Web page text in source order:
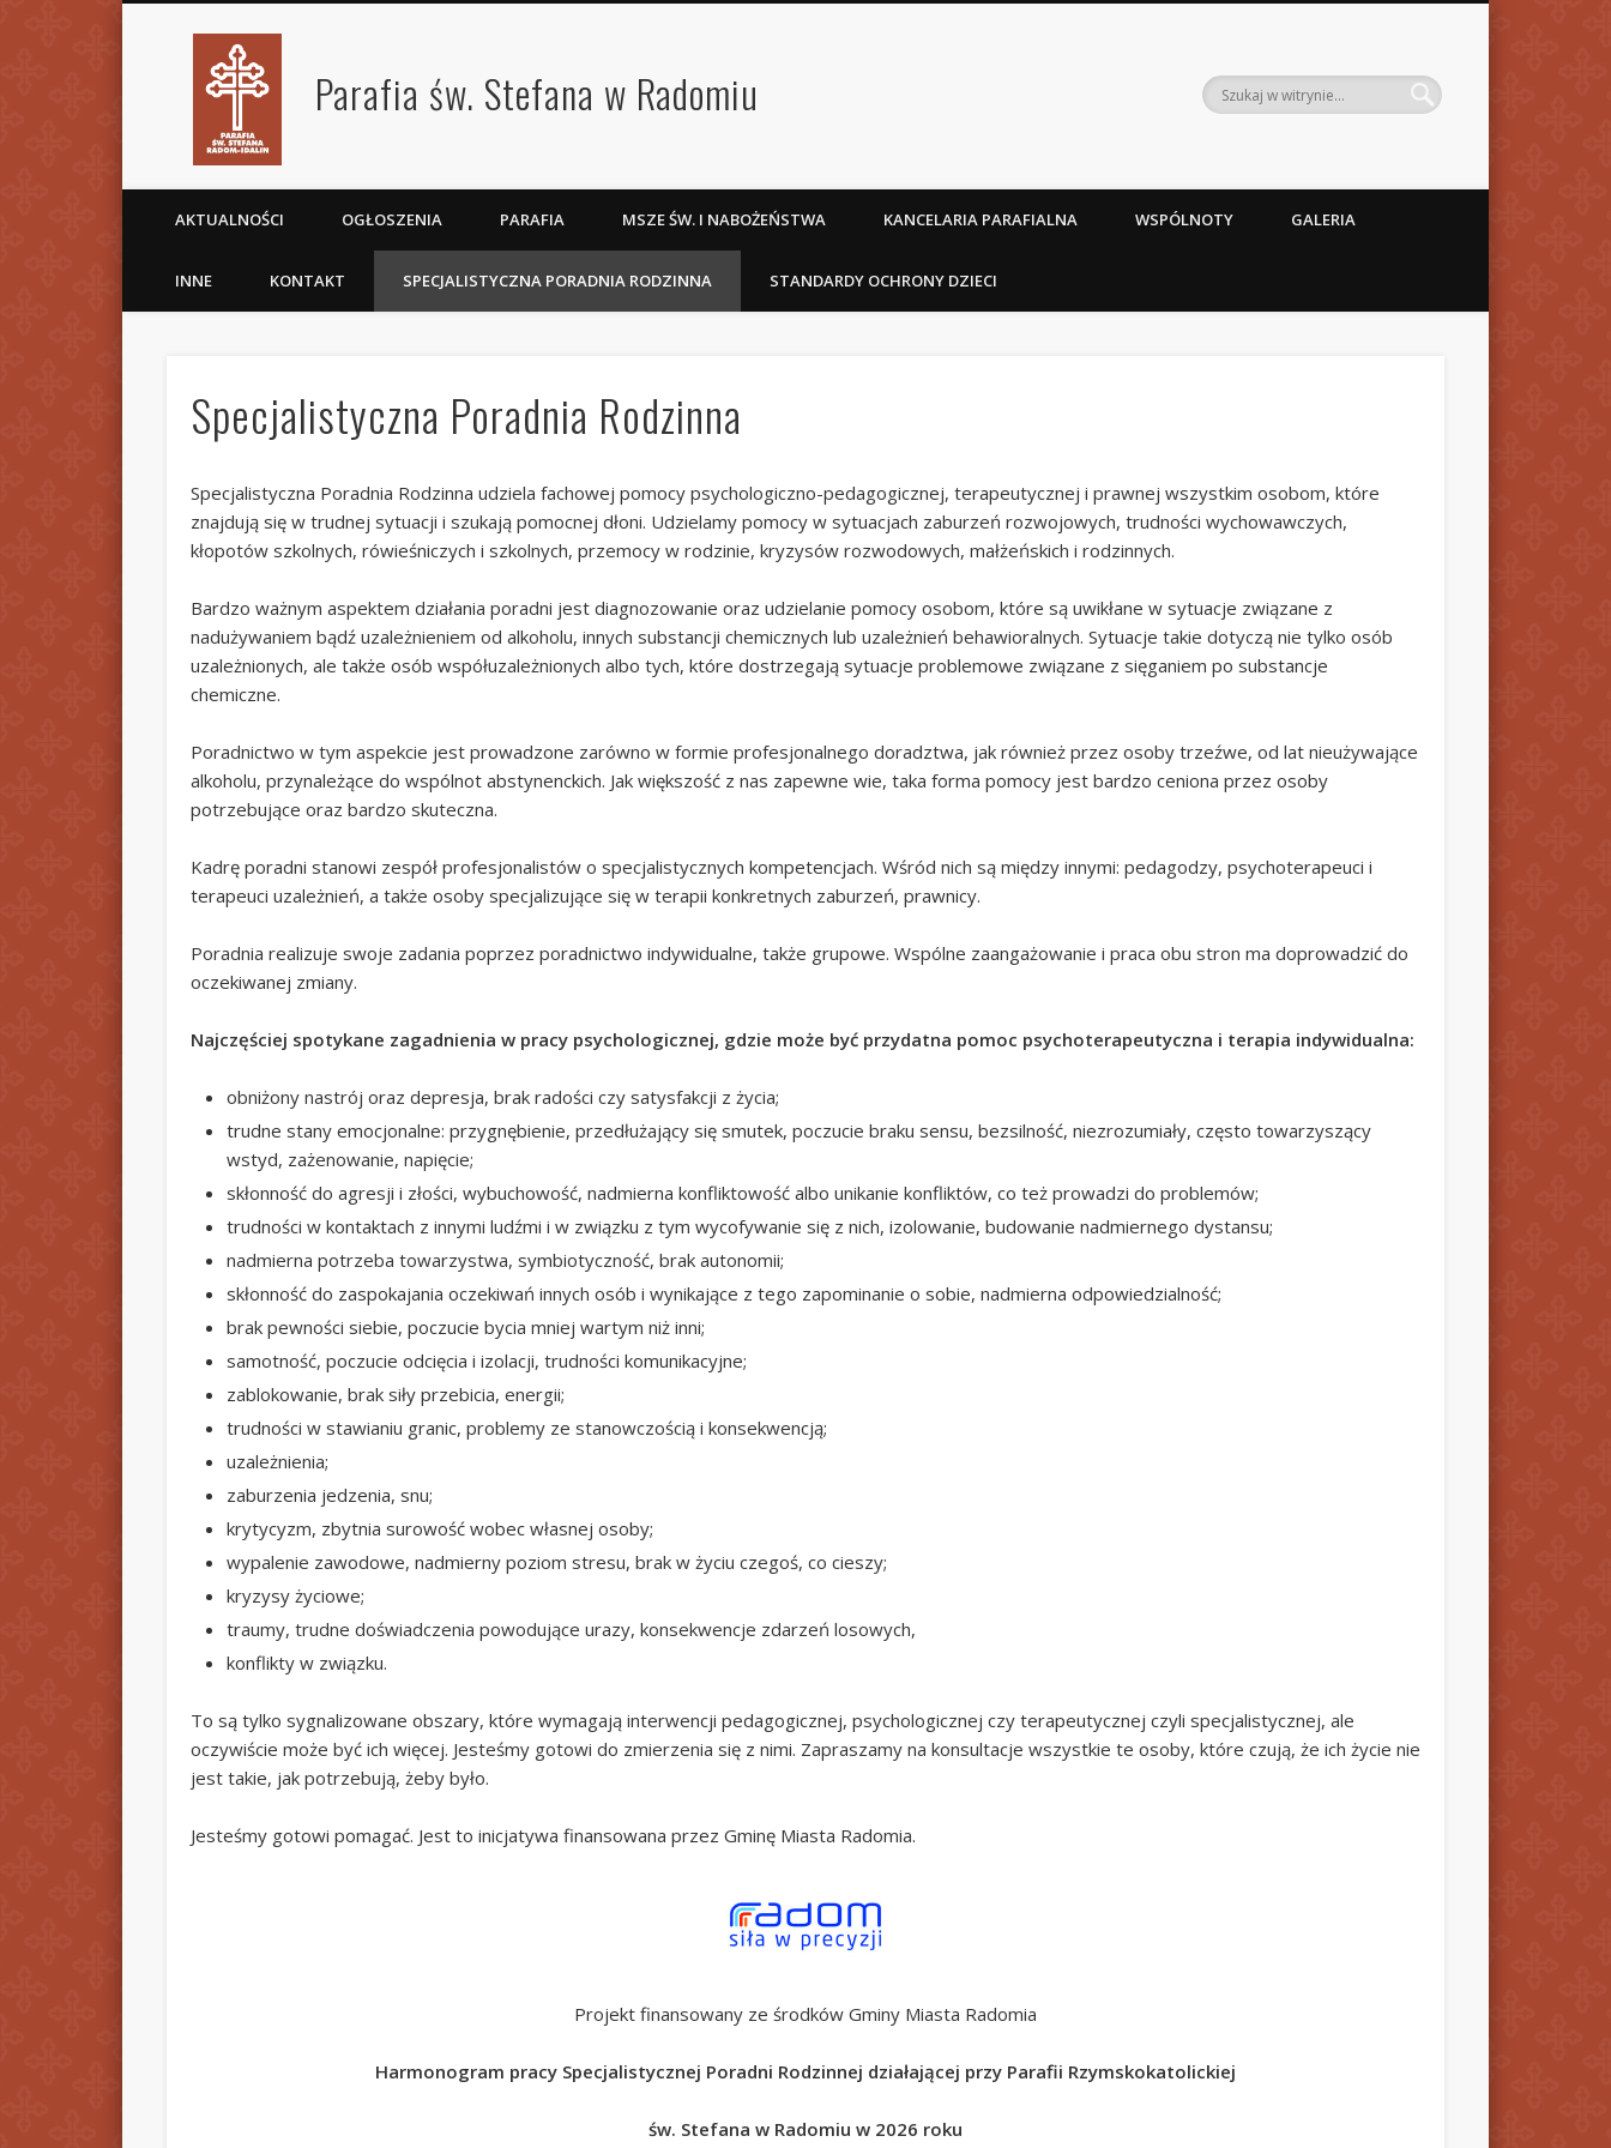
Parafia św. Stefana w Radomiu
AKTUALNOŚCI OGŁOSZENIA PARAFIA MSZE ŚW. I NABOŻEŃSTWA KANCELARIA PARAFIALNA WSPÓLNOTY GALERIA
INNE KONTAKT SPECJALISTYCZNA PORADNIA RODZINNA STANDARDY OCHRONY DZIECI
Specjalistyczna Poradnia Rodzinna
Specjalistyczna Poradnia Rodzinna udziela fachowej pomocy psychologiczno-pedagogicznej, terapeutycznej i prawnej wszystkim osobom, które
znajdują się w trudnej sytuacji i szukają pomocnej dłoni. Udzielamy pomocy w sytuacjach zaburzeń rozwojowych, trudności wychowawczych,
kłopotów szkolnych, rówieśniczych i szkolnych, przemocy w rodzinie, kryzysów rozwodowych, małżeńskich i rodzinnych.
Bardzo ważnym aspektem działania poradni jest diagnozowanie oraz udzielanie pomocy osobom, które są uwikłane w sytuacje związane z
nadużywaniem bądź uzależnieniem od alkoholu, innych substancji chemicznych lub uzależnień behawioralnych. Sytuacje takie dotyczą nie tylko osób
uzależnionych, ale także osób współuzależnionych albo tych, które dostrzegają sytuacje problemowe związane z sięganiem po substancje
chemiczne.
Poradnictwo w tym aspekcie jest prowadzone zarówno w formie profesjonalnego doradztwa, jak również przez osoby trzeźwe, od lat nieużywające
alkoholu, przynależące do wspólnot abstynenckich. Jak większość z nas zapewne wie, taka forma pomocy jest bardzo ceniona przez osoby
potrzebujące oraz bardzo skuteczna.
Kadrę poradni stanowi zespół profesjonalistów o specjalistycznych kompetencjach. Wśród nich są między innymi: pedagodzy, psychoterapeuci i
terapeuci uzależnień, a także osoby specjalizujące się w terapii konkretnych zaburzeń, prawnicy.
Poradnia realizuje swoje zadania poprzez poradnictwo indywidualne, także grupowe. Wspólne zaangażowanie i praca obu stron ma doprowadzić do
oczekiwanej zmiany.
Najczęściej spotykane zagadnienia w pracy psychologicznej, gdzie może być przydatna pomoc psychoterapeutyczna i terapia indywidualna:
obniżony nastrój oraz depresja, brak radości czy satysfakcji z życia;
trudne stany emocjonalne: przygnębienie, przedłużający się smutek, poczucie braku sensu, bezsilność, niezrozumiały, często towarzyszący
wstyd, zażenowanie, napięcie;
skłonność do agresji i złości, wybuchowość, nadmierna konfliktowość albo unikanie konfliktów, co też prowadzi do problemów;
trudności w kontaktach z innymi ludźmi i w związku z tym wycofywanie się z nich, izolowanie, budowanie nadmiernego dystansu;
nadmierna potrzeba towarzystwa, symbiotyczność, brak autonomii;
skłonność do zaspokajania oczekiwań innych osób i wynikające z tego zapominanie o sobie, nadmierna odpowiedzialność;
brak pewności siebie, poczucie bycia mniej wartym niż inni;
samotność, poczucie odcięcia i izolacji, trudności komunikacyjne;
zablokowanie, brak siły przebicia, energii;
trudności w stawianiu granic, problemy ze stanowczością i konsekwencją;
uzależnienia;
zaburzenia jedzenia, snu;
krytycyzm, zbytnia surowość wobec własnej osoby;
wypalenie zawodowe, nadmierny poziom stresu, brak w życiu czegoś, co cieszy;
kryzysy życiowe;
traumy, trudne doświadczenia powodujące urazy, konsekwencje zdarzeń losowych,
konflikty w związku.
To są tylko sygnalizowane obszary, które wymagają interwencji pedagogicznej, psychologicznej czy terapeutycznej czyli specjalistycznej, ale
oczywiście może być ich więcej. Jesteśmy gotowi do zmierzenia się z nimi. Zapraszamy na konsultacje wszystkie te osoby, które czują, że ich życie nie
jest takie, jak potrzebują, żeby było.
Jesteśmy gotowi pomagać. Jest to inicjatywa finansowana przez Gminę Miasta Radomia.
Projekt finansowany ze środków Gminy Miasta Radomia
Harmonogram pracy Specjalistycznej Poradni Rodzinnej działającej przy Parafii Rzymskokatolickiej
św. Stefana w Radomiu w 2026 roku